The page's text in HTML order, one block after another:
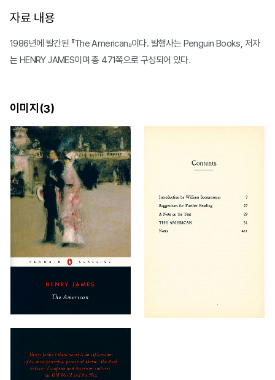
자료 내용
1986년에 발간된 『The American』이다. 발행사는 Penguin Books, 저자
는 HENRY JAMES이며 총 471쪽으로 구성되어 있다.
이미지(3)